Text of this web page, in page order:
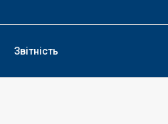
Звітність